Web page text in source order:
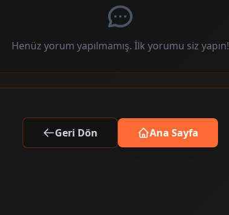
Henüz yorum yapılmamış. İlk yorumu siz yapın!
Geri Dön Ana Sayfa